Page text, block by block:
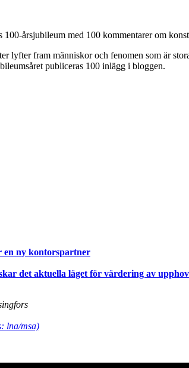
årsjubileum med 100 kommentarer om
lyfter fram människor och fenomen som är
publiceras 100 inlägg i bloggen.
en ny kontorspartner
det aktuella läget för värdering av
lna/msa)